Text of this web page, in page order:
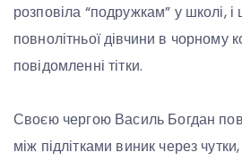
розповіла “подружкам” у школі, і
повнолітньої дівчини в чорному
повідомленні тітки.
Своєю чергою Василь Богдан
між підлітками виник через